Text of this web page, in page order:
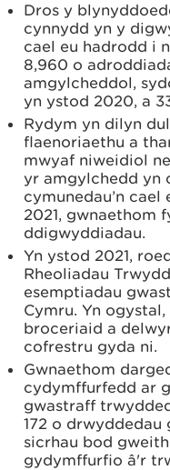
Dros y
cynnydd yn y
cael eu hadrodd i
8,960 o
amgylcheddol,
yn ystod 2020, a
Rydym yn dilyn
flaenoriaethu a
mwyaf niweidiol
yr amgylchedd yn
cymunedau’n cael
2021, gwnaethom
ddigwyddiadau.
Yn ystod 2021,
Rheoliadau
esemptiadau
Cymru. Yn ogystal,
broceriaid a
cofrestru gyda ni.
Gwnaethom
cydymffurfedd ar
gwastraff
172 o drwyddedau
sicrhau bod
gydymffurfio â'r